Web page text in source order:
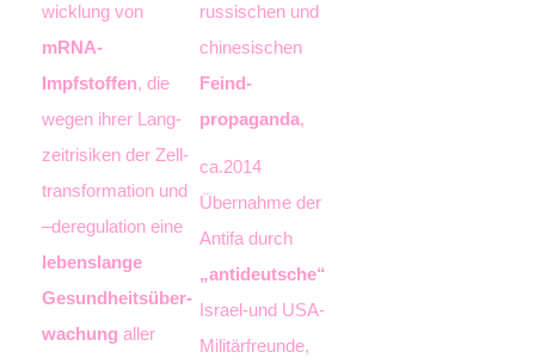
wicklung von
mRNA-
Impfstoffen, die
wegen ihrer Lang­
zeitrisiken der Zell­
transformation und
–deregulation eine
lebens­lange
Gesund­heits­über­
wachung aller
russischen und
chinesischen
Feind­
propaganda,
ca.2014
Übernahme der
Antifa durch
„antideut­sche“
Israel-und USA-
Militärfreunde,